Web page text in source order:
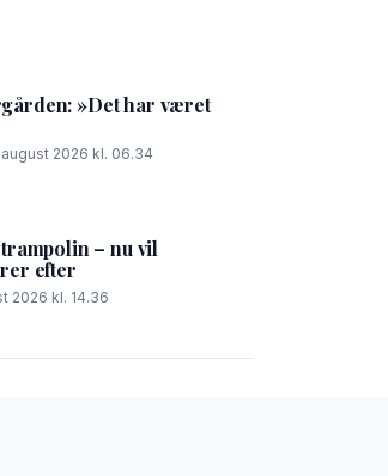
»Det har været
2026 kl. 06.34
– nu vil
efter
2026 kl. 14.36